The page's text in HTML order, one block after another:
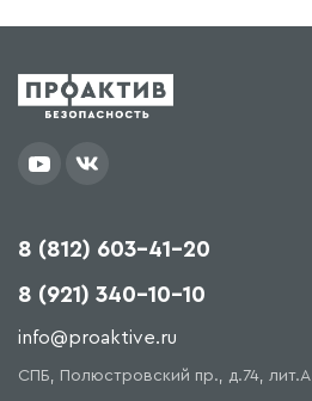
8 (812) 603-41-20
8 (921) 340-10-10
info@proaktive.ru
СПБ, Полюстровский пр., д.74, лит.А